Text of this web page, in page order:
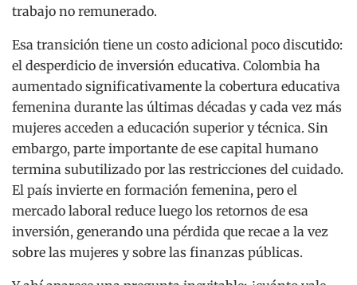
trabajo no remunerado.
Esa transición tiene un costo adicional poco discutido:
el desperdicio de inversión educativa. Colombia ha
aumentado significativamente la cobertura educativa
femenina durante las últimas décadas y cada vez más
mujeres acceden a educación superior y técnica. Sin
embargo, parte importante de ese capital humano
termina subutilizado por las restricciones del cuidado.
El país invierte en formación femenina, pero el
mercado laboral reduce luego los retornos de esa
inversión, generando una pérdida que recae a la vez
sobre las mujeres y sobre las finanzas públicas.